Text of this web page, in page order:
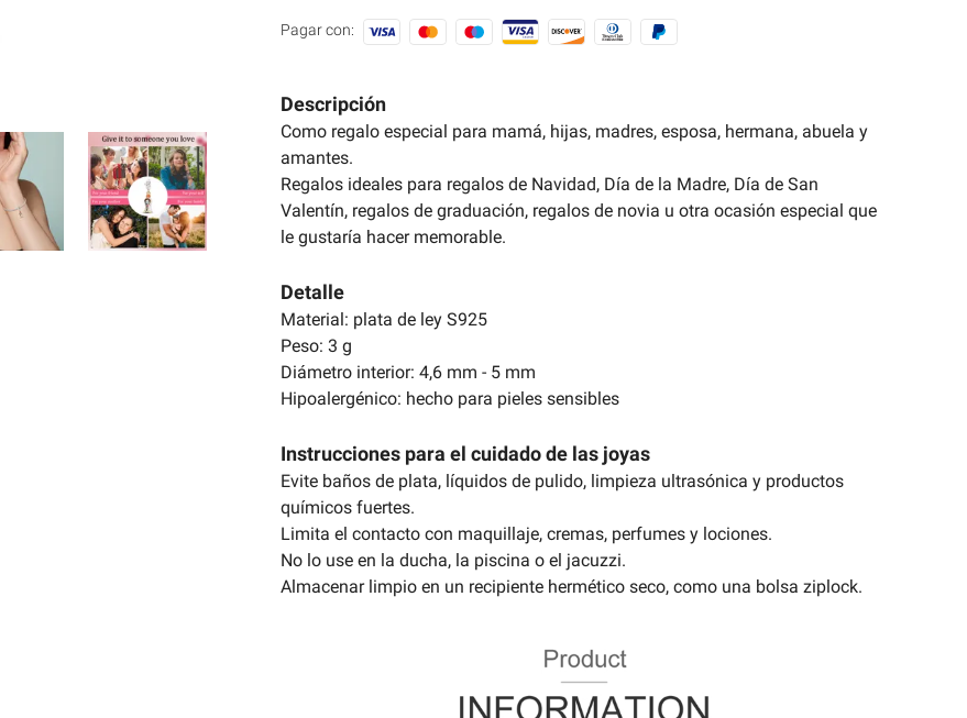
Pagar con:
Descripción
Como regalo especial para mamá, hijas, madres, esposa, hermana, abuela y
amantes.
Regalos ideales para regalos de Navidad, Día de la Madre, Día de San
Valentín, regalos de graduación, regalos de novia u otra ocasión especial que
le gustaría hacer memorable.
Detalle
Material: plata de ley S925
Peso: 3 g
Diámetro interior: 4,6 mm - 5 mm
Hipoalergénico: hecho para pieles sensibles
Instrucciones para el cuidado de las joyas
Evite baños de plata, líquidos de pulido, limpieza ultrasónica y productos
químicos fuertes.
Limita el contacto con maquillaje, cremas, perfumes y lociones.
No lo use en la ducha, la piscina o el jacuzzi.
Almacenar limpio en un recipiente hermético seco, como una bolsa ziplock.